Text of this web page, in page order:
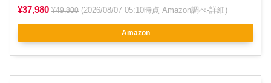
¥37,980 ¥49,800 (2026/08/07 05:10時点 Amazon調べ-詳細)
Amazon